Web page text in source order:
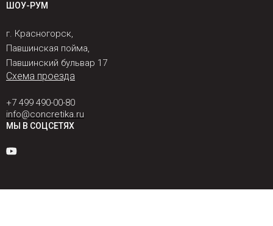
ШОУ-РУМ
г. Красногорск,
Павшинская пойма,
Павшинский бульвар 17
Схема проезда
+7 499 490-00-80
info@concretika.ru
МЫ В СОЦСЕТЯХ